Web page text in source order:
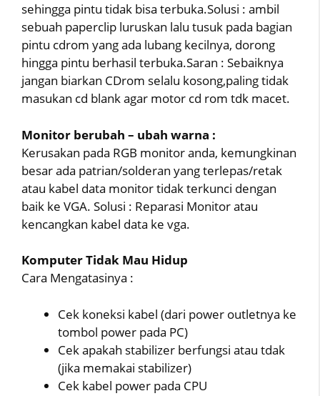
sehingga pintu tidak bisa terbuka.Solusi : ambil
sebuah paperclip luruskan lalu tusuk pada bagian
pintu cdrom yang ada lubang kecilnya, dorong
hingga pintu berhasil terbuka.Saran : Sebaiknya
jangan biarkan CDrom selalu kosong,paling tidak
masukan cd blank agar motor cd rom tdk macet.
Monitor berubah – ubah warna :
Kerusakan pada RGB monitor anda, kemungkinan
besar ada patrian/solderan yang terlepas/retak
atau kabel data monitor tidak terkunci dengan
baik ke VGA. Solusi : Reparasi Monitor atau
kencangkan kabel data ke vga.
Komputer Tidak Mau Hidup
Cara Mengatasinya :
Cek koneksi kabel (dari power outletnya ke
tombol power pada PC)
Cek apakah stabilizer berfungsi atau tdak
(jika memakai stabilizer)
Cek kabel power pada CPU